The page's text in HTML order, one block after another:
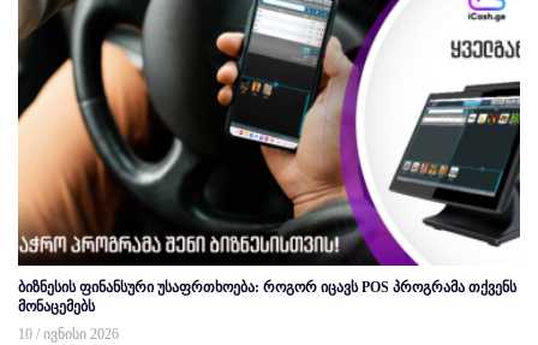
ბიზნესის ფინანსური უსაფრთხოება: როგორ იცავს POS პროგრამა თქვენს
მონაცემებს
10 / ივნისი 2026